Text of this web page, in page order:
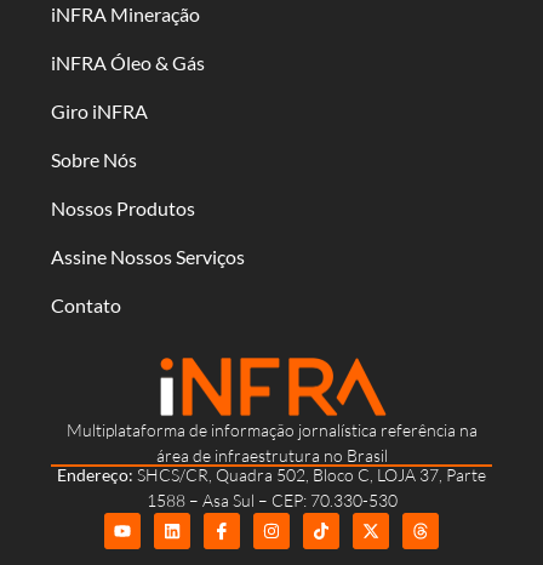
Multiplataforma de informação jornalística referência na
área de infraestrutura no Brasil
Endereço: SHCS/CR, Quadra 502, Bloco C, LOJA 37, Parte
1588 – Asa Sul – CEP: 70.330-530
iNFRA Mineração
iNFRA Óleo & Gás
Giro iNFRA
Sobre Nós
Nossos Produtos
Assine Nossos Serviços
Contato